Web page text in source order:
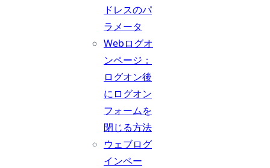
ドレスのパ
ラメータ
Webログオ
ンページ：
ログオン後
にログオン
フォームを
閉じる方法
ウェブログ
インペー